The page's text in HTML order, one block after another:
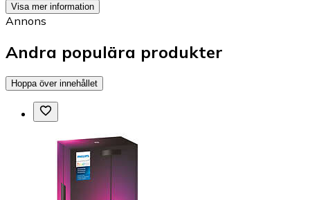
Visa mer information
Annons
Andra populära produkter
Hoppa över innehållet